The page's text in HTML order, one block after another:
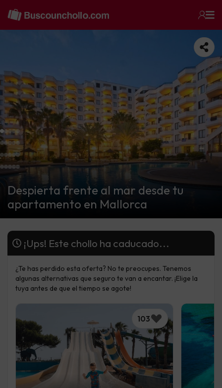
Despierta frente al mar desde tu
apartamento en Mallorca
¡Ups! Este chollo ha caducado...
¿Te has perdido esta oferta? No te preocupes. Tenemos
algunas alternativas que seguro te van a encantar. ¡Elige la
tuya antes de que el tiempo se agote!
103